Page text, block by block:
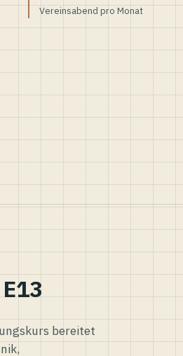
Vereinsabend pro Monat
bereitet